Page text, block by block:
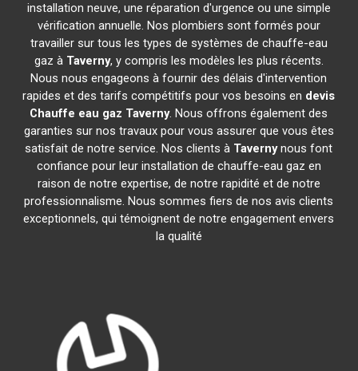
installation neuve, une réparation d'urgence ou une simple
vérification annuelle. Nos plombiers sont formés pour
travailler sur tous les types de systèmes de chauffe-eau
gaz à Taverny, y compris les modèles les plus récents.
Nous nous engageons à fournir des délais d'intervention
rapides et des tarifs compétitifs pour vos besoins en devis
Chauffe eau gaz Taverny. Nous offrons également des
garanties sur nos travaux pour vous assurer que vous êtes
satisfait de notre service. Nos clients à Tavernynous font
confiance pour leur installation de chauffe-eau gaz en
raison de notre expertise, de notre rapidité et de notre
professionnalisme. Nous sommes fiers de nos avis clients
exceptionnels, qui témoignent de notre engagement envers
la qualité